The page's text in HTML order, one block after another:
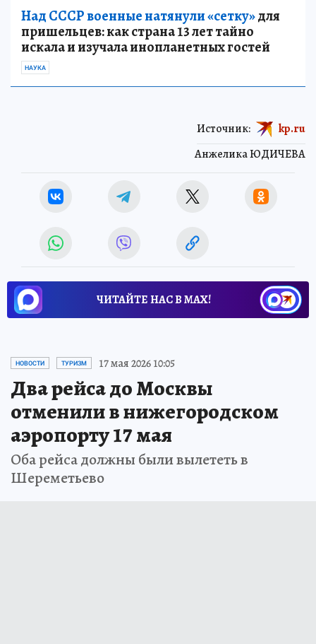
Над СССР военные натянули «сетку»для
пришельцев: как страна 13 лет тайно
искала и изучала инопланетных гостей
НАУКА
Анжелика ЮДИЧЕВА
Источник: kp.ru
ЧИТАЙТЕ НАС В МАХ!
НОВОСТИ ТУРИЗМ 17 мая 2026 10:05
Два рейса до Москвы
отменили в нижегородском
аэропорту 17 мая
Оба рейса должны были вылететь в
Шереметьево